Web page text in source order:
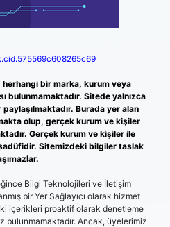
bir marka, kurum veya
bulunmamaktadır. Sitede yalnızca
paylaşılmaktadır. Burada yer alan
olup, gerçek kurum ve kişiler
Gerçek kurum ve kişiler ile
Sitemizdeki bilgiler taslak
Bilgi Teknolojileri ve İletişim
bir Yer Sağlayıcı olarak hizmet
içerikleri proaktif olarak denetleme
bulunmamaktadır. Ancak, üyelerimiz